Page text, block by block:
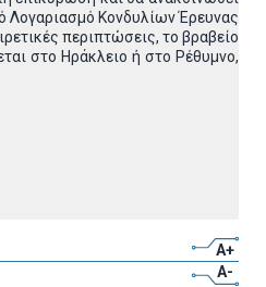
Λογαριασμό Κονδυλίων Έρευνας
περιπτώσεις, το βραβείο
στο Ηράκλειο ή στο Ρέθυμνο,
A+
A-